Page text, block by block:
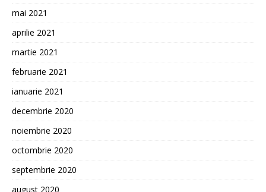
mai 2021
aprilie 2021
martie 2021
februarie 2021
ianuarie 2021
decembrie 2020
noiembrie 2020
octombrie 2020
septembrie 2020
august 2020